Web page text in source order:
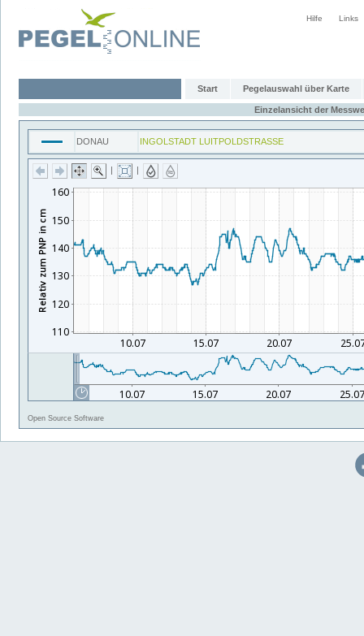
Hilfe Links
Start Pegelauswahl über Karte
Einzelansicht der
DONAU INGOLSTADT LUITPOLDSTRASSE
| |
Open Source Software